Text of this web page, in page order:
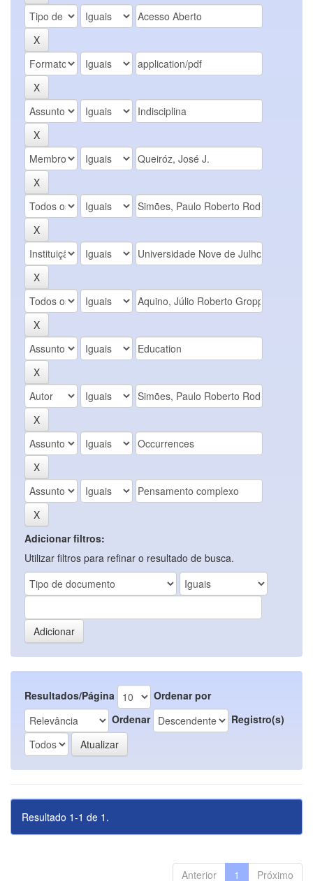
Adicionar filtros:
Utilizar filtros para refinar o resultado de busca.
Resultados/Página
Ordenar por
Ordenar
Registro(s)
Resultado 1-1 de 1.
Anterior 1 Próximo